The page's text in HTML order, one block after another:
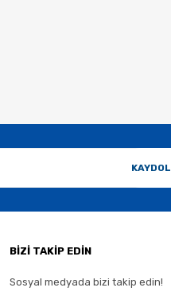
KAYDOL
BİZİ TAKİP EDİN
Sosyal medyada bizi takip edin!